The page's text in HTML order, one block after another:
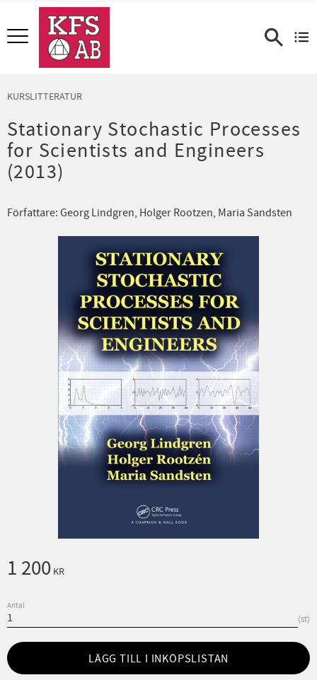
Meny
KURSLITTERATUR
Stationary Stochastic Processes
for Scientists and Engineers
(2013)
Författare: Georg Lindgren, Holger Rootzen, Maria Sandsten
1 200 KR
Antal
st
LÄGG TILL I INKÖPSLISTAN